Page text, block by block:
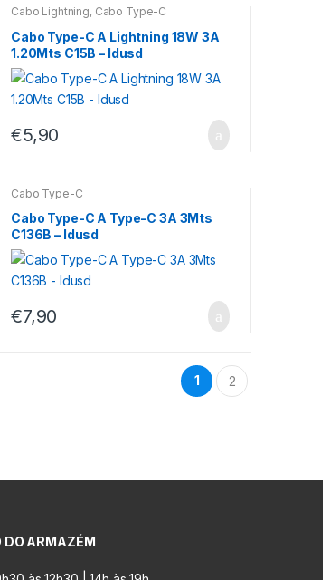
Cabo Lightning, Cabo Type-C
Cabo Type-C A Lightning 18W 3A
1.20Mts C15B – Idusd
€5,90
Cabo Type-C
Cabo Type-C A Type-C 3A 3Mts
C136B – Idusd
€7,90
1 2
DO ARMAZÉM